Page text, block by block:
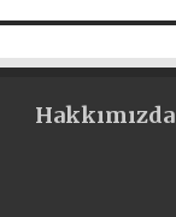
Hakkımızda